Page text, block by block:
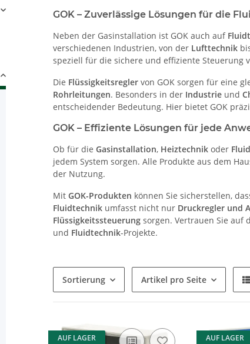
GOK – Zuverlässige Lösungen für die
Neben der Gasinstallation ist GOK auch auf
verschiedenen Industrien, von der Lufttechnik
speziell für die sichere und effiziente Steuerung
Die Flüssigkeitsregler von GOK sorgen für eine
Rohrleitungen. Besonders in der Industrie und
entscheidender Bedeutung. Hier bietet GOK
GOK – Effiziente Lösungen für jede
Ob für die Gasinstallation, Heiztechnik oder
jedem System sorgen. Alle Produkte aus dem
der Nutzung.
Mit GOK-Produkten können Sie sicherstellen,
Fluidtechnik umfasst nicht nur Druckregler und
Flüssigkeitssteuerung sorgen. Vertrauen Sie auf
und Fluidtechnik-Projekte.
Sortierung Artikel pro Seite
AUF LAGER AUF LAGER